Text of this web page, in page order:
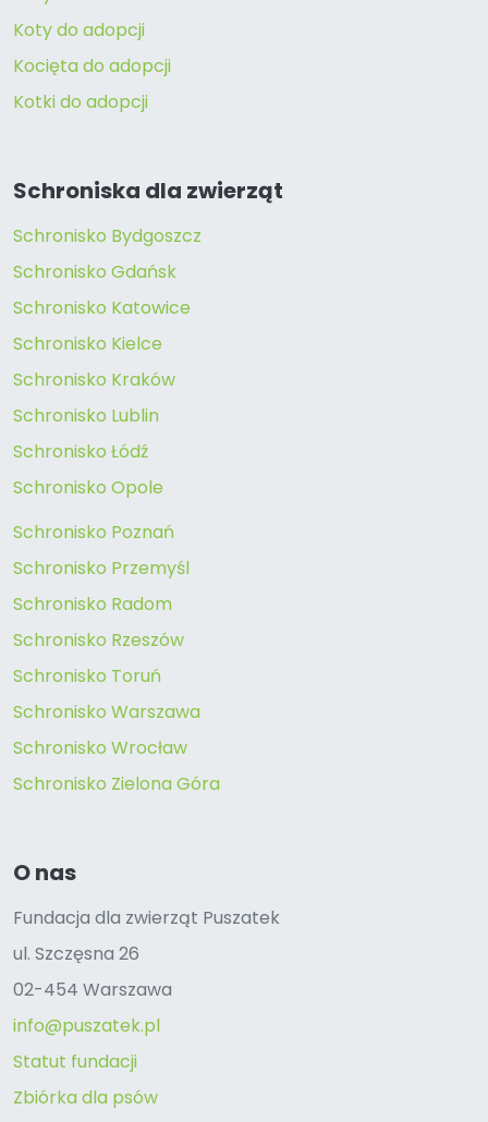
Koty do adopcji
Kocięta do adopcji
Kotki do adopcji
Schroniska dla zwierząt
Schronisko Bydgoszcz
Schronisko Gdańsk
Schronisko Katowice
Schronisko Kielce
Schronisko Kraków
Schronisko Lublin
Schronisko Łódź
Schronisko Opole
Schronisko Poznań
Schronisko Przemyśl
Schronisko Radom
Schronisko Rzeszów
Schronisko Toruń
Schronisko Warszawa
Schronisko Wrocław
Schronisko Zielona Góra
O nas
Fundacja dla zwierząt Puszatek
ul. Szczęsna 26
02-454 Warszawa
info@puszatek.pl
Statut fundacji
Zbiórka dla psów